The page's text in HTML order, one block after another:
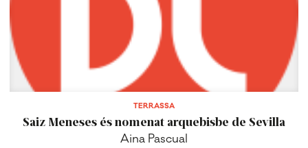
TERRASSA
Saiz Meneses és nomenat arquebisbe de Sevilla
Aina Pascual